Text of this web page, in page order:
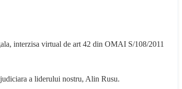
interzisa virtual de art 42 din OMAI S/108/2011
a liderului nostru, Alin Rusu.